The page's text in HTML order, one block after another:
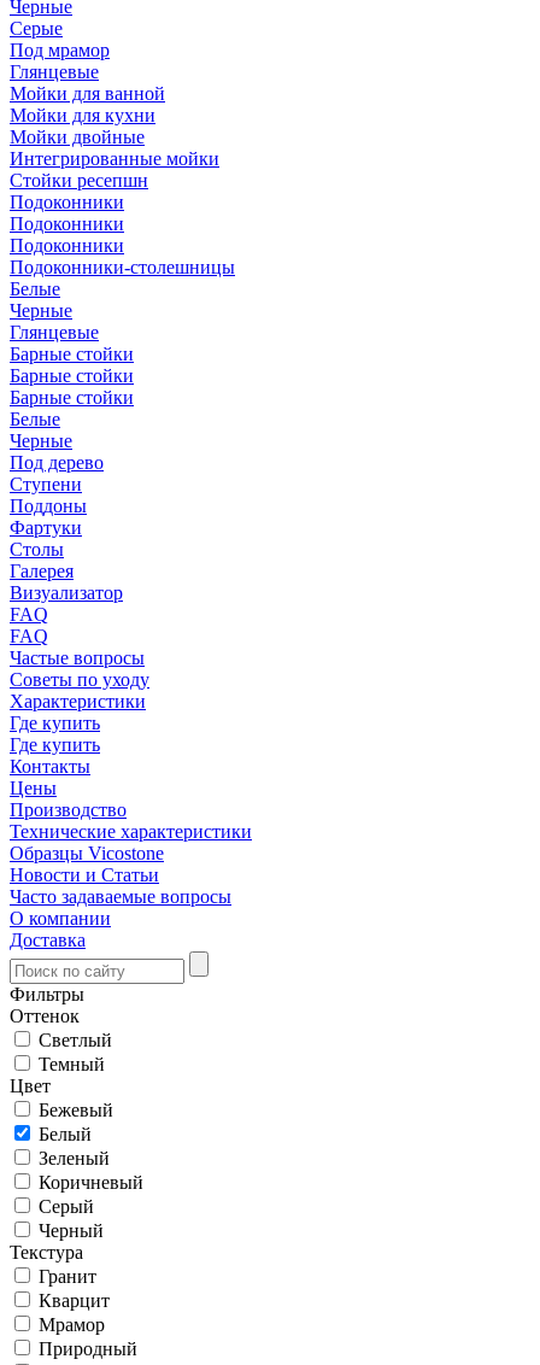
Черные
Серые
Под мрамор
Глянцевые
Мойки для ванной
Мойки для кухни
Мойки двойные
Интегрированные мойки
Стойки ресепшн
Подоконники
Подоконники
Подоконники
Подоконники-столешницы
Белые
Черные
Глянцевые
Барные стойки
Барные стойки
Барные стойки
Белые
Черные
Под дерево
Ступени
Поддоны
Фартуки
Столы
Галерея
Визуализатор
FAQ
FAQ
Частые вопросы
Советы по уходу
Характеристики
Где купить
Где купить
Контакты
Цены
Производство
Технические характеристики
Образцы Vicostone
Новости и Статьи
Часто задаваемые вопросы
О компании
Доставка
Фильтры
Оттенок
Светлый
Темный
Цвет
Бежевый
Белый
Зеленый
Коричневый
Серый
Черный
Текстура
Гранит
Кварцит
Мрамор
Природный